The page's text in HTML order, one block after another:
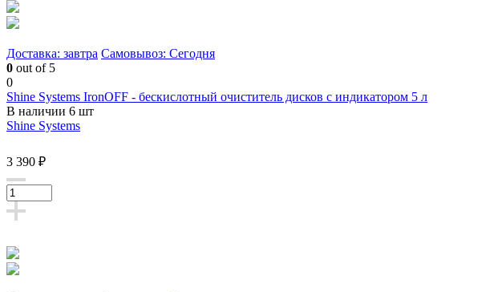
Доставка: завтра Самовывоз: Сегодня
0 out of 5
0
Shine Systems IronOFF - бескислотный очиститель дисков с индикатором 5 л
В наличии 6 шт
Shine Systems
3 390 ₽